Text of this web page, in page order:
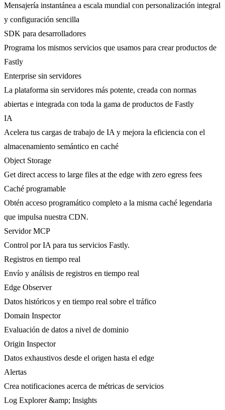
Mensajería instantánea a escala mundial con personalización integral
y configuración sencilla
SDK para desarrolladores
Programa los mismos servicios que usamos para crear productos de
Fastly
Enterprise sin servidores
La plataforma sin servidores más potente, creada con normas
abiertas e integrada con toda la gama de productos de Fastly
IA
Acelera tus cargas de trabajo de IA y mejora la eficiencia con el
almacenamiento semántico en caché
Object Storage
Get direct access to large files at the edge with zero egress fees
Caché programable
Obtén acceso programático completo a la misma caché legendaria
que impulsa nuestra CDN.
Servidor MCP
Control por IA para tus servicios Fastly.
Registros en tiempo real
Envío y análisis de registros en tiempo real
Edge Observer
Datos históricos y en tiempo real sobre el tráfico
Domain Inspector
Evaluación de datos a nivel de dominio
Origin Inspector
Datos exhaustivos desde el origen hasta el edge
Alertas
Crea notificaciones acerca de métricas de servicios
Log Explorer &amp; Insights